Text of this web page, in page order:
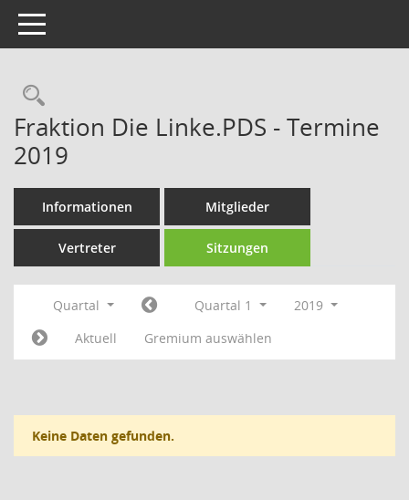
Toggle navigation
Rechercheauswahl
Fraktion Die Linke.PDS - Termine
2019
Informationen Mitglieder
Vertreter Sitzungen
Quartal Quartal 1
2019
Aktuell
Gremium auswählen
Keine Daten gefunden.